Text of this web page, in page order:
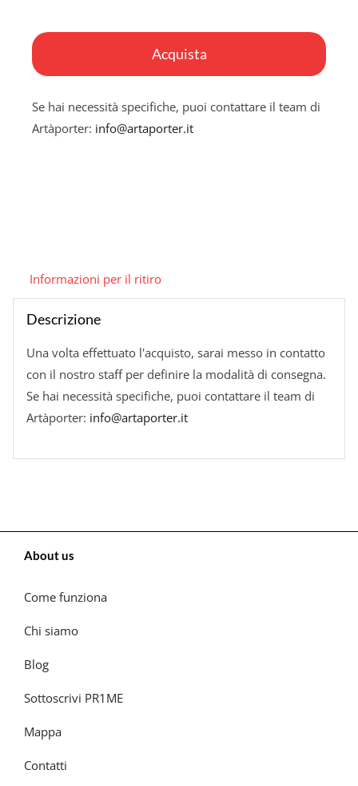
Acquista
Se hai necessità specifiche, puoi contattare il team di
Artàporter: info@artaporter.it
Informazioni per il ritiro
Descrizione
Una volta effettuato l'acquisto, sarai messo in contatto
con il nostro staff per definire la modalità di consegna.
Se hai necessità specifiche, puoi contattare il team di
Artàporter: info@artaporter.it
About us
Come funziona
Chi siamo
Blog
Sottoscrivi PR1ME
Mappa
Contatti